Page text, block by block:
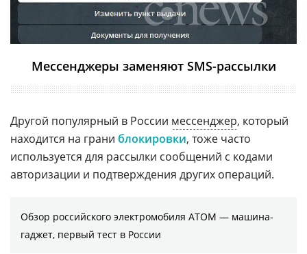
Мессенджеры заменяют SMS-рассылки
Другой популярный в России мессенджер, который
находится на грани блокировки, тоже часто
используется для рассылки сообщений с кодами
авторизации и подтверждения других операций.
Обзор российского электромобиля АТОМ — машина-
гаджет, первый тест в России